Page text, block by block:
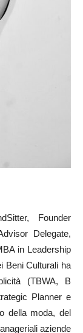
Founder
Delegate,
in Leadership
Beni Culturali ha
(TBWA, B
Planner e
della moda, del
aziende